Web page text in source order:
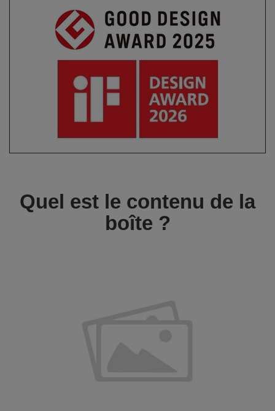
Quel est le contenu de la
boîte ?